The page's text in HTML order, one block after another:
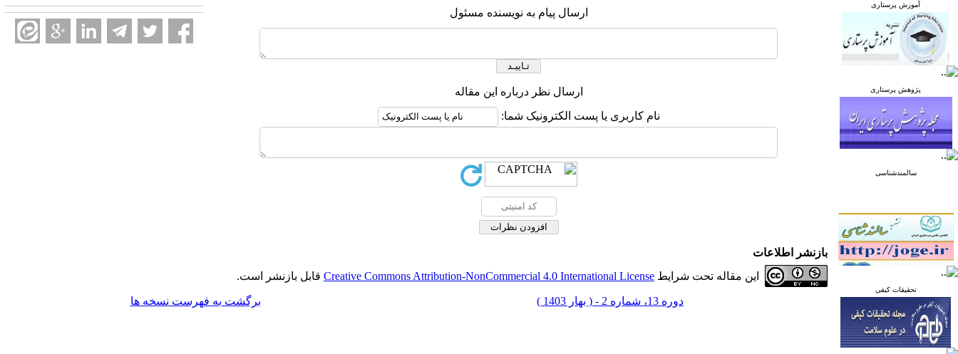
آموزش پرستاری
پژوهش پرستاری
سالمندشناسی
تحقیقات کیفی
ارسال پیام به نویسنده مسئول
ارسال نظر درباره این مقاله
نام کاربری یا پست الکترونیک شما:
بازنشر اطلاعات
این مقاله تحت شرایط Creative Commons Attribution-NonCommercial 4.0 International License قابل بازنشر است.
دوره 13، شماره 2 - ( بهار 1403 ) برگشت به فهرست نسخه ها